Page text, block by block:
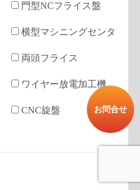
門型NCフライス盤
横型マシニングセンタ
両頭フライス
ワイヤー放電加工機
CNC旋盤 お問合せ